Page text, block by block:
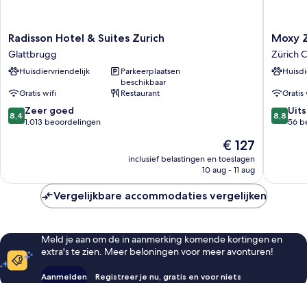
Radisson
Hotel
&
Suites
Glattbrugg
Radisson Hotel & Suites Zurich
Glattbrugg
Huisdiervriendelijk
Parkeerplaatsen
beschikbaar
Gratis wifi
Restaurant
8.4
van
beoordelingen
8,4 Zeer goed
1.013 beoordelingen
De
prijs
is
€ 127
inclusief belastingen en toeslagen
10 aug - 11 aug
Moxy
Zurich
Zürich
Center
Moxy
Zürich
Gratis
8.8
van
8,8
56
Vergelijkbare accommodaties vergelijken
Meld je aan om de in aanmerking komende kortingen en
extra's te zien. Meer beloningen voor meer avonturen!
Aanmelden Registreer je nu, gratis en voor niets